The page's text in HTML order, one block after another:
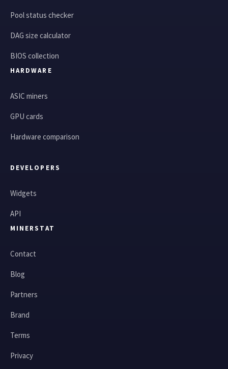
Pool status checker
DAG size calculator
BIOS collection
HARDWARE
ASIC miners
GPU cards
Hardware comparison
DEVELOPERS
Widgets
API
MINERSTAT
Contact
Blog
Partners
Brand
Terms
Privacy